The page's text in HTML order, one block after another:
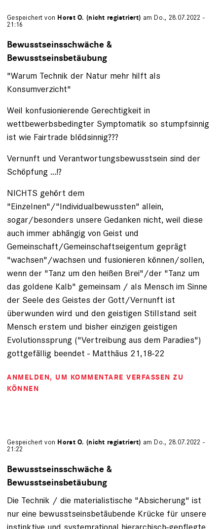
Gespeichert von Horst O. (nicht registriert) am Do., 28.07.2022 -
21:16
Bewusstseinsschwäche &
Bewusstseinsbetäubung
"Warum Technik der Natur mehr hilft als
Konsumverzicht"
Weil konfusionierende Gerechtigkeit in
wettbewerbsbedingter Symptomatik so stumpfsinnig
ist wie Fairtrade blödsinnig???
Vernunft und Verantwortungsbewusstsein sind der
Schöpfung ...!?
NICHTS gehört dem
"Einzelnen"/"Individualbewussten" allein,
sogar/besonders unsere Gedanken nicht, weil diese
auch immer abhängig von Geist und
Gemeinschaft/Gemeinschaftseigentum geprägt
"wachsen"/wachsen und fusionieren können/sollen,
wenn der "Tanz um den heißen Brei"/der "Tanz um
das goldene Kalb" gemeinsam / als Mensch im Sinne
der Seele des Geistes der Gott/Vernunft ist
überwunden wird und den geistigen Stillstand seit
Mensch erstem und bisher einzigen geistigen
Evolutionssprung ("Vertreibung aus dem Paradies")
gottgefällig beendet - Matthäus 21,18-22
ANMELDEN, UM KOMMENTARE VERFASSEN ZU
KÖNNEN
Gespeichert von Horst O. (nicht registriert) am Do., 28.07.2022 -
21:22
Bewusstseinsschwäche &
Bewusstseinsbetäubung
Die Technik / die materialistische "Absicherung" ist
nur eine bewusstseinsbetäubende Krücke für unsere
instinktive und systemrational hierarchisch-gepflegte